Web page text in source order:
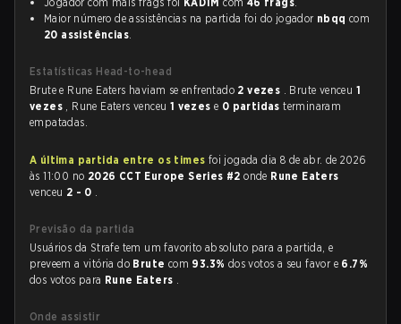
Maior número de assistências na partida foi do jogador nbqq com
20 assistências.
Estatísticas Head-to-head
Brute e Rune Eaters haviam se enfrentado 2 vezes . Brute venceu 1
vezes , Rune Eaters venceu 1 vezese 0 partidasterminaram
empatadas.
A última partida entre os times foi jogada dia 8 de abr. de 2026
às 11:00 no 2026 CCT Europe Series #2onde Rune Eaters
venceu 2 - 0 .
Previsão da partida
Usuários da Strafe tem um favorito absoluto para a partida, e
preveem a vitória do Brute com 93.3% dos votos a seu favor e 6.7%
dos votos para Rune Eaters .
Onde assistir